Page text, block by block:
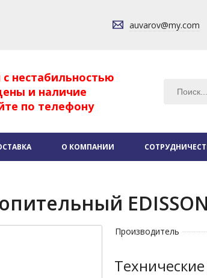
auvarov@my.com
с нестабильностью
и наличие
по телефону
О КОМПАНИИ
EDISSON
Производитель